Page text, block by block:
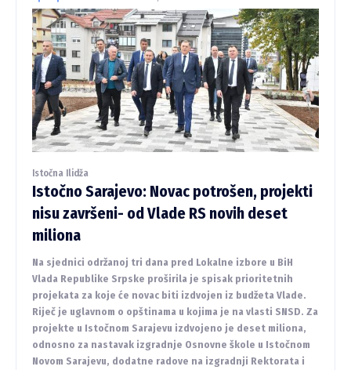
Istočna Ilidža
Istočno Sarajevo: Novac potrošen, projekti
nisu završeni- od Vlade RS novih deset
miliona
Na sjednici održanoj tri dana pred Lokalne izbore u BiH
Vlada Republike Srpske proširila je spisak prioritetnih
projekata za koje će novac biti izdvojen iz budžeta Vlade.
Riječ je uglavnom o opštinama u kojima je na vlasti SNSD. Za
projekte u Istočnom Sarajevu izdvojeno je deset miliona,
odnosno za nastavak izgradnje Osnovne škole u Istočnom
Novom Sarajevu, dodatne radove na izgradnji Rektorata i